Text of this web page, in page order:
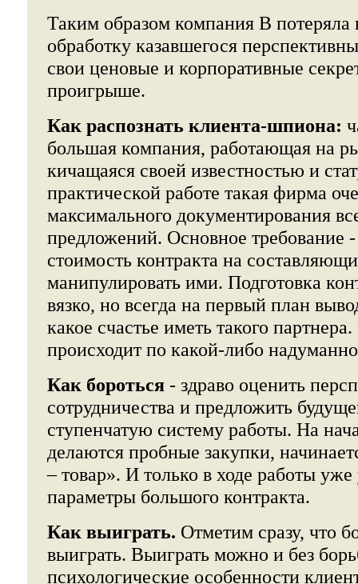
Таким образом компания В потеряла
обработку казавшегося
свои ценовые и корпоративные
проигрыше.
Как распознать клиента-шпиона:
большая компания, работающая на
кичащаяся своей известностью и
практической работе такая фирма
максимального документирования
предложений. Основное требование
стоимость контракта на
манипулировать ими. Подготовка
вязко, но всегда на первый план
какое счастье иметь такого
происходит по какой-либо
Как бороться - здраво оценить
сотрудничества и предложить
ступенчатую систему работы. На
делаются пробные закупки,
– товар». И только в ходе работы
параметры большого контракта.
Как выиграть. Отметим сразу, что
выиграть. Выиграть можно и без
психологические особенности